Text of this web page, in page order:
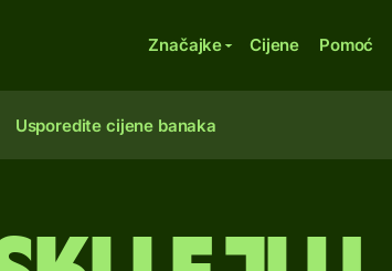
Značajke Cijene Pomoć
Usporedite cijene banaka